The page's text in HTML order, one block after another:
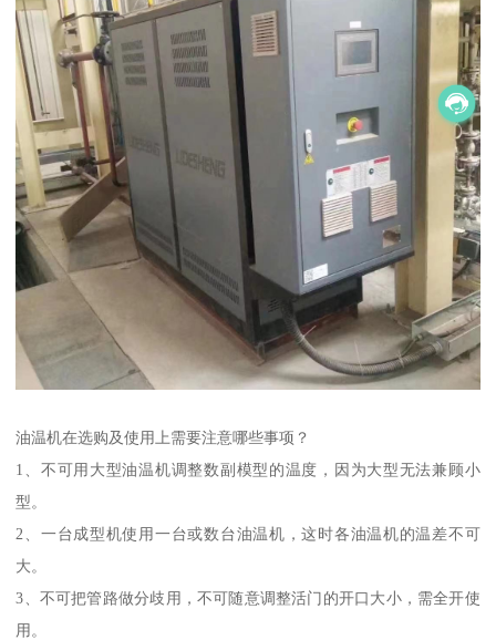
油温机在选购及使用上需要注意哪些事项？
1、不可用大型油温机调整数副模型的温度，因为大型无法兼顾小
型。
2、一台成型机使用一台或数台油温机，这时各油温机的温差不可
大。
3、不可把管路做分歧用，不可随意调整活门的开口大小，需全开使
用。